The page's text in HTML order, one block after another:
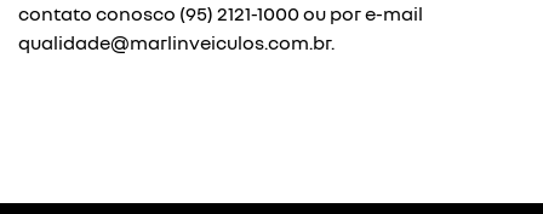
contato conosco (95) 2121-1000 ou por e-mail
qualidade@marlinveiculos.com.br.